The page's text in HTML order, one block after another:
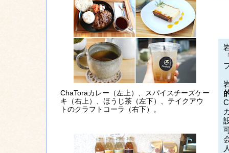
ChaToraカレー（左上）、スパイスチーズケー
キ（右上）、ほうじ茶（左下）、テイクアウ
トのクラフトコーラ（右下）。